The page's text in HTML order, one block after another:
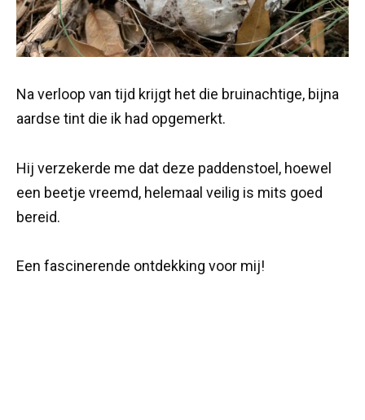
Na verloop van tijd krijgt het die bruinachtige, bijna
aardse tint die ik had opgemerkt.
Hij verzekerde me dat deze paddenstoel, hoewel
een beetje vreemd, helemaal veilig is mits goed
bereid.
Een fascinerende ontdekking voor mij!